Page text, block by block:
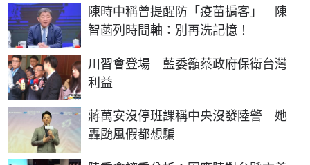
陳時中稱曾提醒防「疫苗掮客」 陳
智菡列時間軸：別再洗記憶！
川習會登場 藍委籲蔡政府保衛台灣
利益
蔣萬安沒停班課稱中央沒發陸警 她
轟颱風假都想騙